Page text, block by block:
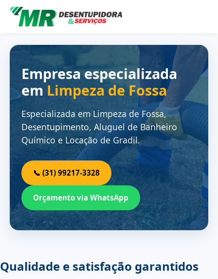
Empresa especializada
em Limpeza de Fossa
Especializada em Limpeza de Fossa,
Desentupimento, Aluguel de Banheiro
Químico e Locação de Gradil.
📞 (31) 99217-3328
Orçamento via WhatsApp
Qualidade e satisfação garantidos